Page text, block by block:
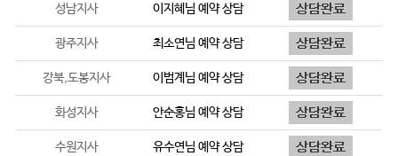
성남지사 이지혜 님 예약 상담
광주지사 최소연님 예약 상담
강북,도봉지사 이범계 님 예약 상담
화성지사 안순홍님 예약 상담
수원지사 유수연님 예약 상담